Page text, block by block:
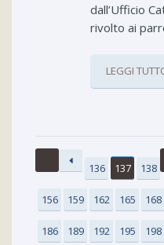
dall’Ufficio
rivolto ai
LEGGI
136 137 138
156 159 162 165 168
186 189 192 195 198